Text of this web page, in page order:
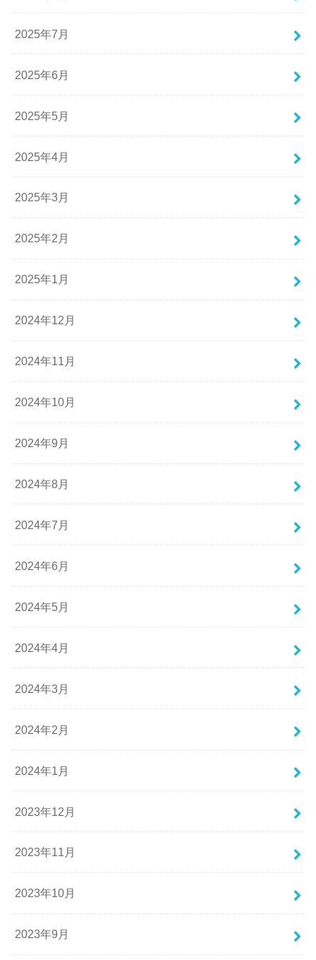
2025年7月
2025年6月
2025年5月
2025年4月
2025年3月
2025年2月
2025年1月
2024年12月
2024年11月
2024年10月
2024年9月
2024年8月
2024年7月
2024年6月
2024年5月
2024年4月
2024年3月
2024年2月
2024年1月
2023年12月
2023年11月
2023年10月
2023年9月